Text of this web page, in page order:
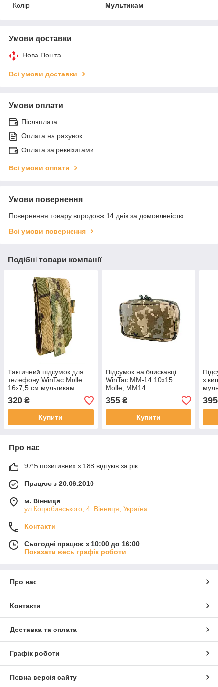
Колір
Мультикам
Умови доставки
Нова Пошта
Всі умови доставки
Умови оплати
Післяплата
Оплата на рахунок
Оплата за реквізитами
Всі умови оплати
Умови повернення
Повернення товару впродовж 14 днів за домовленістю
Всі умови повернення
Подібні товари компанії
Тактичний підсумок для
телефону WinTac Molle
16х7,5 см мультикам
320 ₴
Купити
Підсумок на блискавці
WinTac ММ-14 10х15
Molle, ММ14
355₴
Купити
з
395
Про нас
97% позитивних з 188 відгуків за рік
Працює з 20.06.2010
м. Вінниця
ул.Коцюбинського, 4, Вінниця, Україна
Контакти
Сьогодні працює з 10:00 до 16:00
Показати весь графік роботи
Про нас
Контакти
Доставка та оплата
Графік роботи
Повна версія сайту